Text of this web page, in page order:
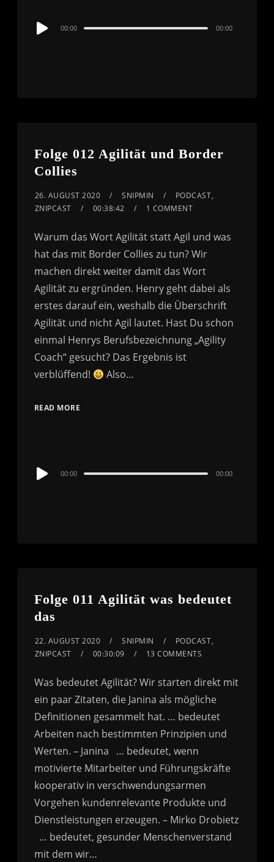
Audio
00:00 00:00
Folge 012 Agilität und Border
Collies
26. AUGUST 2020 SNIPMIN PODCAST,
ZNIPCAST
00:38:42 1 COMMENT
Warum das Wort Agilität statt Agil und was
hat das mit Border Collies zu tun? Wir
machen direkt weiter damit das Wort
Agilität zu ergründen. Henry geht dabei als
erstes darauf ein, weshalb die Überschrift
Agilität und nicht Agil lautet. Hast Du schon
einmal Henrys Berufsbezeichnung „Agility
Coach“ gesucht? Das Ergebnis ist
verblüffend!
Also…
READ MORE
Audio
00:00 00:00
Folge 011 Agilität was bedeutet
das
22. AUGUST 2020 SNIPMIN PODCAST,
ZNIPCAST
00:30:09 13 COMMENTS
Was bedeutet Agilität? Wir starten direkt mit
ein paar Zitaten, die Janina als mögliche
Definitionen gesammelt hat. … bedeutet
Arbeiten nach bestimmten Prinzipien und
Werten. – Janina … bedeutet, wenn
motivierte Mitarbeiter und Führungskräfte
kooperativ in verschwendungsarmen
Vorgehen kundenrelevante Produkte und
Dienstleistungen erzeugen. – Mirko Drobietz
… bedeutet, gesunder Menschenverstand
mit dem wir…